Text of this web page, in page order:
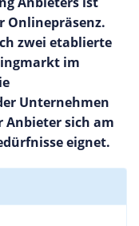
Onlinepräsenz.
zwei etablierte
im
Unternehmen
Anbieter sich am
eignet.